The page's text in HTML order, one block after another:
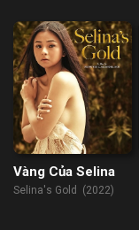
Vàng Của Selina
Selina's Gold (2022)